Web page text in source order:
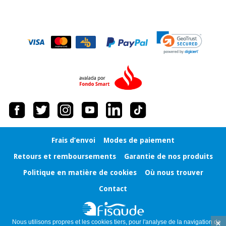
Orthopédie
Frais d’envoi
Modes de paiement
Retours et remboursements
Garantie de nos produits
Politique en matière de cookies
Où nous trouver
Contact
Nous utilisons propres et les cookies tiers, pour l'analyse de la navigation de
×